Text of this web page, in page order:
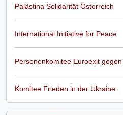
Palästina Solidarität Österreich
International Initiative for Peace
Personenkomitee Euroexit
Komitee Frieden in der Ukraine